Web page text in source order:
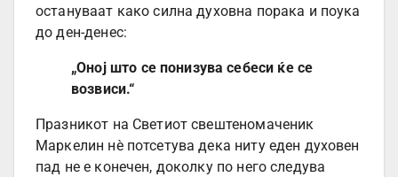
остануваат како силна духовна порака и поука
до ден-денес:
„Оној што се понизува себеси ќе се
возвиси.“
Празникот на Светиот свештеномаченик
Маркелин нè потсетува дека ниту еден духовен
пад не е конечен, доколку по него следува